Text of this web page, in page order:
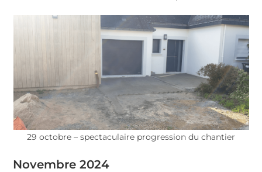
29 octobre – spectaculaire progression du chantier
Novembre 2024